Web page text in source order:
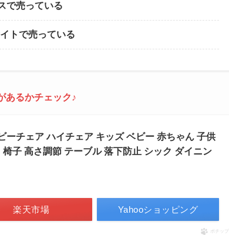
で売っている
トで売っている
あるかチェック♪
ーチェア ハイチェア キッズ ベビー 赤ちゃん 子供
子 高さ調節 テーブル 落下防止 シック ダイニン
楽天市場 Yahooショッピング
ポチップ